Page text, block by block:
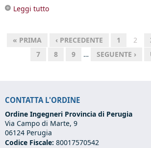
Leggi tutto
« PRIMA
‹ PRECEDENTE 1 2
7
8 9 … SEGUENTE ›
CONTATTA L'ORDINE
Ordine Ingegneri Provincia di Perugia
Via Campo di Marte, 9
06124 Perugia
Codice Fiscale: 80017570542